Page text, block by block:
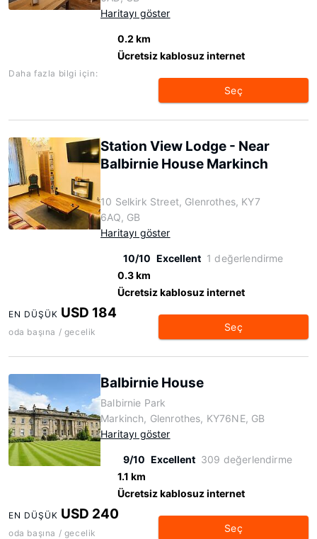
Haritayı göster
0.2 km
Ücretsiz kablosuz internet
Daha fazla bilgi için:
Seç
Station View Lodge - Near
Balbirnie House Markinch
10 Selkirk Street, Glenrothes, KY7
6AQ, GB
Haritayı göster
10/10 Excellent 1 değerlendirme
0.3 km
Ücretsiz kablosuz internet
EN DÜŞÜK USD 184
oda başına / gecelik Seç
Balbirnie House
Balbirnie Park
Markinch, Glenrothes, KY76NE, GB
Haritayı göster
9/10 Excellent 309 değerlendirme
1.1 km
Ücretsiz kablosuz internet
EN DÜŞÜK USD 240
oda başına / gecelik Seç